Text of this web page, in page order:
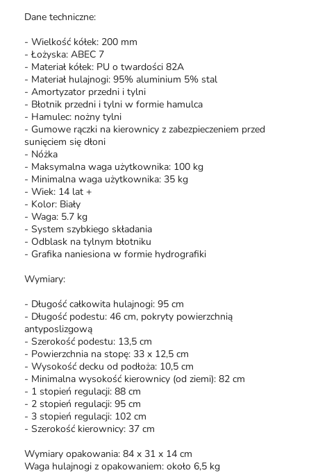
Dane techniczne:
- Wielkość kółek: 200 mm
- Łożyska: ABEC 7
- Materiał kółek: PU o twardości 82A
- Materiał hulajnogi: 95% aluminium 5% stal
- Amortyzator przedni i tylni
- Błotnik przedni i tylni w formie hamulca
- Hamulec: nożny tylni
- Gumowe rączki na kierownicy z zabezpieczeniem przed
sunięciem się dłoni
- Nóżka
- Maksymalna waga użytkownika: 100 kg
- Minimalna waga użytkownika: 35 kg
- Wiek: 14 lat +
- Kolor: Biały
- Waga: 5.7 kg
- System szybkiego składania
- Odblask na tylnym błotniku
- Grafika naniesiona w formie hydrografiki
Wymiary:
- Długość całkowita hulajnogi: 95 cm
- Długość podestu: 46 cm, pokryty powierzchnią
antyposlizgową
- Szerokość podestu: 13,5 cm
- Powierzchnia na stopę: 33 x 12,5 cm
- Wysokość decku od podłoża: 10,5 cm
- Minimalna wysokość kierownicy (od ziemi): 82 cm
- 1 stopień regulacji: 88 cm
- 2 stopień regulacji: 95 cm
- 3 stopień regulacji: 102 cm
- Szerokość kierownicy: 37 cm
Wymiary opakowania: 84 x 31 x 14 cm
Waga hulajnogi z opakowaniem: około 6,5 kg